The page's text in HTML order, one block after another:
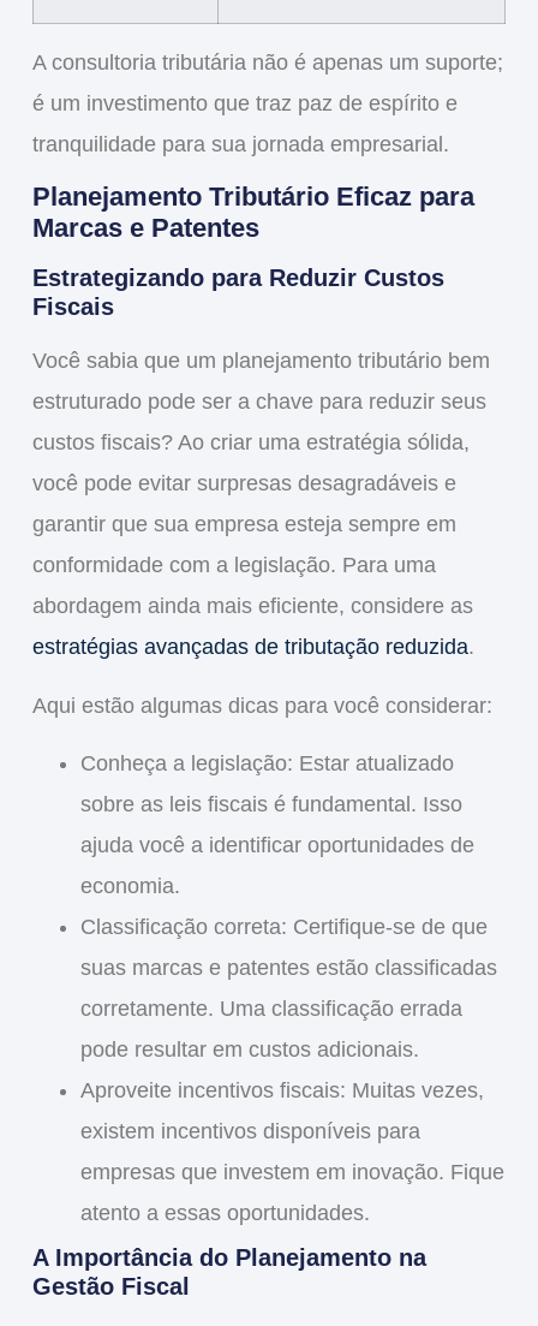
A consultoria tributária não é apenas um suporte;
é um investimento que traz paz de espíritoe
tranquilidadepara sua jornada empresarial.
Planejamento Tributário Eficaz para
Marcas e Patentes
Estrategizando para Reduzir Custos
Fiscais
Você sabia que um planejamento tributáriobem
estruturado pode ser a chave para reduzir seus
custos fiscais? Ao criar uma estratégia sólida,
você pode evitar surpresas desagradáveis e
garantir que sua empresa esteja sempre em
conformidade com a legislação. Para uma
abordagem ainda mais eficiente, considere as
estratégias avançadas de tributação reduzida.
Aqui estão algumas dicas para você considerar:
Conheça a legislação: Estar atualizado
sobre as leis fiscais é fundamental. Isso
ajuda você a identificar oportunidades de
economia.
Classificação correta: Certifique-se de que
suas marcas e patentes estão classificadas
corretamente. Uma classificação errada
pode resultar em custos adicionais.
Aproveite incentivos fiscais: Muitas vezes,
existem incentivos disponíveis para
empresas que investem em inovação. Fique
atento a essas oportunidades.
A Importância do Planejamento na
Gestão Fiscal